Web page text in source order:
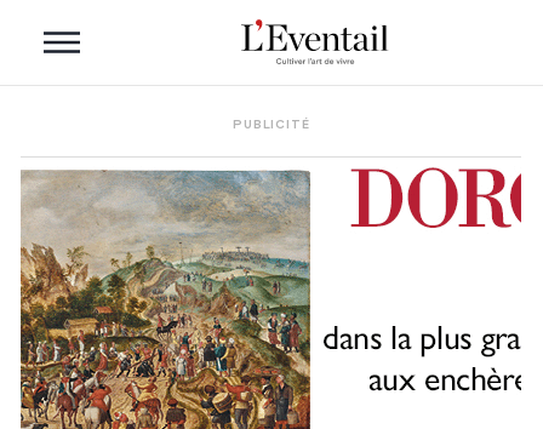
PUBLICITÉ